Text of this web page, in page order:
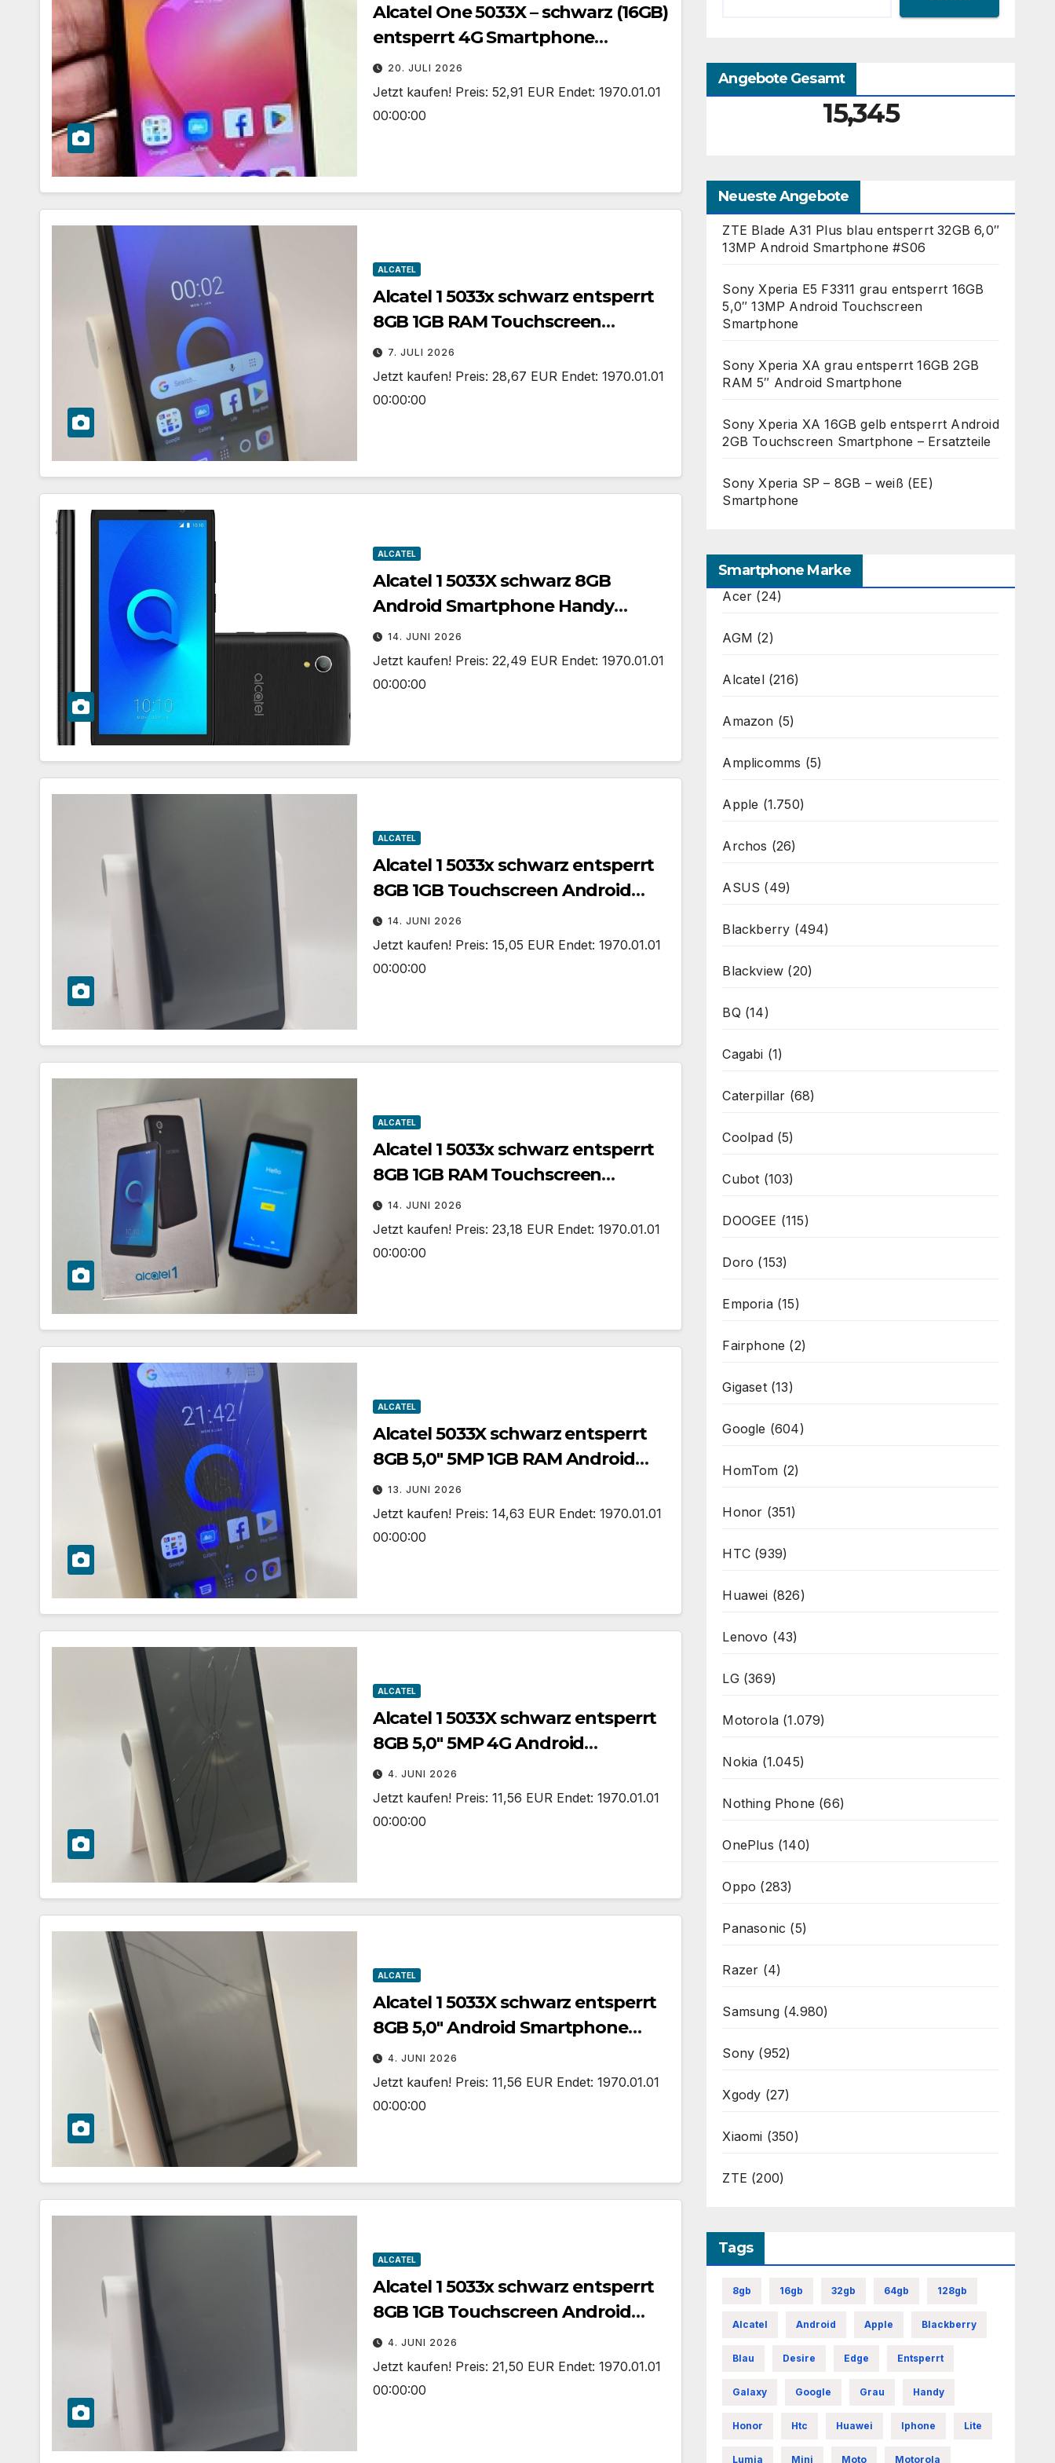
Alcatel One 5033X – schwarz (16GB)
entsperrt 4G Smartphone
einwandfreier Zustand
20. JULI 2026
Jetzt kaufen! Preis: 52,91 EUR Endet: 1970.01.01
00:00:00
ALCATEL
Alcatel 1 5033x schwarz entsperrt
8GB 1GB RAM Touchscreen
Android Smartphone
7. JULI 2026
Jetzt kaufen! Preis: 28,67 EUR Endet: 1970.01.01
00:00:00
ALCATEL
Alcatel 1 5033X schwarz 8GB
Android Smartphone Handy
schneller Versand UK
14. JUNI 2026
Jetzt kaufen! Preis: 22,49 EUR Endet: 1970.01.01
00:00:00
ALCATEL
Alcatel 1 5033x schwarz entsperrt
8GB 1GB Touchscreen Android
Smartphone unvollständig
14. JUNI 2026
Jetzt kaufen! Preis: 15,05 EUR Endet: 1970.01.01
00:00:00
ALCATEL
Alcatel 1 5033x schwarz entsperrt
8GB 1GB RAM Touchscreen
Smartphone OVP
14. JUNI 2026
Jetzt kaufen! Preis: 23,18 EUR Endet: 1970.01.01
00:00:00
ALCATEL
Alcatel 5033X schwarz entsperrt
8GB 5,0″ 5MP 1GB RAM Android
Smartphone gesprungen
13. JUNI 2026
Jetzt kaufen! Preis: 14,63 EUR Endet: 1970.01.01
00:00:00
ALCATEL
Alcatel 1 5033X schwarz entsperrt
8GB 5,0″ 5MP 4G Android
Smartphone gesprungen #C09
4. JUNI 2026
Jetzt kaufen! Preis: 11,56 EUR Endet: 1970.01.01
00:00:00
ALCATEL
Alcatel 1 5033X schwarz entsperrt
8GB 5,0″ Android Smartphone
gesprungen Fehler #C16
4. JUNI 2026
Jetzt kaufen! Preis: 11,56 EUR Endet: 1970.01.01
00:00:00
ALCATEL
Alcatel 1 5033x schwarz entsperrt
8GB 1GB Touchscreen Android
Smartphone unvollständig
4. JUNI 2026
Jetzt kaufen! Preis: 21,50 EUR Endet: 1970.01.01
00:00:00
Angebote Gesamt
15,345
Neueste Angebote
ZTE Blade A31 Plus blau entsperrt 32GB 6,0″
13MP Android Smartphone #S06
Sony Xperia E5 F3311 grau entsperrt 16GB
5,0″ 13MP Android Touchscreen
Smartphone
Sony Xperia XA grau entsperrt 16GB 2GB
RAM 5″ Android Smartphone
Sony Xperia XA 16GB gelb entsperrt Android
2GB Touchscreen Smartphone – Ersatzteile
Sony Xperia SP – 8GB – weiß (EE)
Smartphone
Smartphone Marke
Acer (24)
AGM (2)
Alcatel(216)
Amazon (5)
Amplicomms (5)
Apple (1.750)
Archos (26)
ASUS (49)
Blackberry (494)
Blackview (20)
BQ (14)
Cagabi (1)
Caterpillar (68)
Coolpad(5)
Cubot (103)
DOOGEE (115)
Doro (153)
Emporia(15)
Fairphone (2)
Gigaset(13)
Google (604)
HomTom (2)
Honor (351)
HTC(939)
Huawei (826)
Lenovo (43)
LG(369)
Motorola(1.079)
Nokia (1.045)
Nothing Phone (66)
OnePlus (140)
Oppo (283)
Panasonic (5)
Razer (4)
Samsung(4.980)
Sony (952)
Xgody (27)
Xiaomi (350)
ZTE (200)
Tags
8gb 16gb 32gb 64gb 128gb
Alcatel Android Apple Blackberry
Blau Desire Edge Entsperrt
Galaxy Google Grau Handy
Honor Htc Huawei Iphone Lite
Lumia Mini Moto Motorola